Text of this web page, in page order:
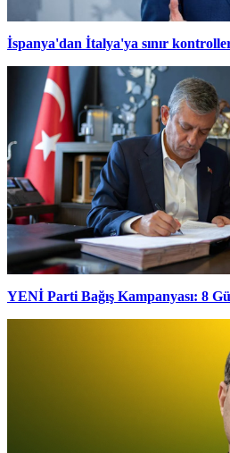
İspanya'dan İtalya'ya sınır
YENİ Parti Bağış Kampanyası: 8